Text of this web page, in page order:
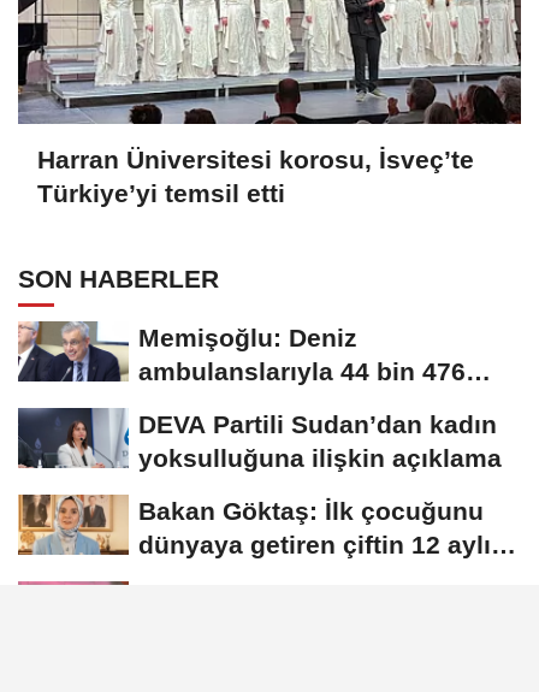
Harran Üniversitesi korosu, İsveç’te
Türkiye’yi temsil etti
SON HABERLER
Memişoğlu: Deniz
ambulanslarıyla 44 bin 476
DEVA Partili Sudan’dan kadın
yoksulluğuna ilişkin açıklama
Bakan Göktaş: İlk çocuğunu
dünyaya getiren çiftin 12 aylık